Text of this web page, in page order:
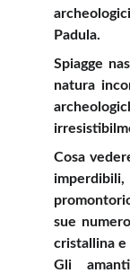
Padula.
Spiagge
natura
Cosa
sue
cristallina e
Gli